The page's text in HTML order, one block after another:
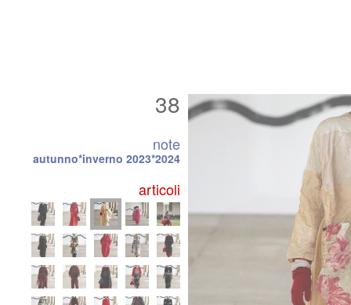
38
note
autunno*inverno 2023*2024
articoli